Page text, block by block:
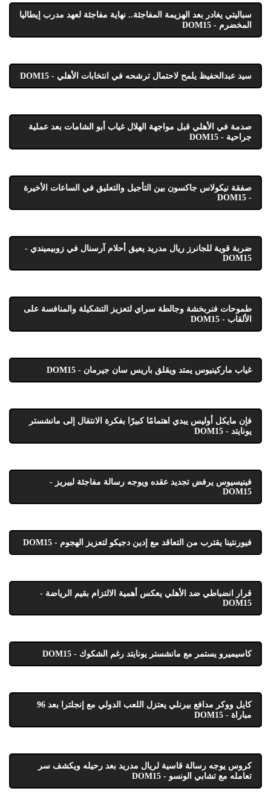
سباليتي يغادر بعد الهزيمة المفاجئة.. نهاية مفاجئة لعهد مدرب إيطاليا
المخضرم - DOM15
سيد عبدالحفيظ يلمح لاحتمال ترشحه في انتخابات الأهلي - DOM15
صدمة في الأهلي قبل مواجهة الهلال غياب أبو الشامات بعد عملية
جراحية - DOM15
صفقة نيكولاس جاكسون بين التأجيل والتعليق في الساعات الأخيرة
- DOM15
ضربة قوية للجانرز ريال مدريد يعيق أحلام آرسنال في زوبيميندي -
DOM15
طموحات فنربخشة وجالطة سراي لتعزيز التشكيلة والمنافسة على
الألقاب - DOM15
غياب ماركينيوس يمتد ويقلق باريس سان جيرمان - DOM15
فإن مايكل أوليس يبدي اهتمامًا كبيرًا بفكرة الانتقال إلى مانشستر
يونايتد - DOM15
فينيسيوس يرفض تجديد عقده ويوجه رسالة مفاجئة لبيريز -
DOM15
فيورنتينا يقترب من التعاقد مع إدين دجيكو لتعزيز الهجوم - DOM15
قرار انضباطي ضد الأهلي يعكس أهمية الالتزام بقيم الرياضة -
DOM15
كاسيميرو يستمر مع مانشستر يونايتد رغم الشكوك - DOM15
كايل ووكر مدافع بيرنلي يعتزل اللعب الدولي مع إنجلترا بعد 96
مباراة - DOM15
كروس يوجه رسالة قاسية لريال مدريد بعد رحيله ويكشف سر
تعامله مع تشابي الونسو - DOM15